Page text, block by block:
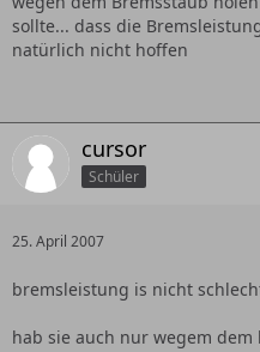
sollte... dass die
natürlich nicht hoffen
cursor
Schüler
25. April 2007
bremsleistung is nicht
hab sie auch nur wegem